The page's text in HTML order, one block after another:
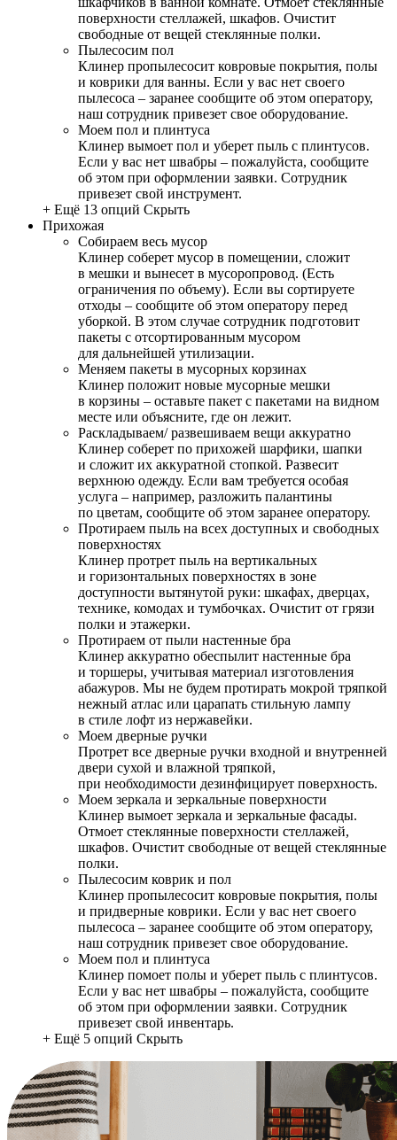
поверхности стеллажей, шкафов. Очистит
свободные от вещей стеклянные полки.
Пылесосим пол
Клинер пропылесосит ковровые покрытия, полы
и коврики для ванны. Если у вас нет своего
пылесоса – заранее сообщите об этом оператору,
наш сотрудник привезет свое оборудование.
Моем пол и плинтуса
Клинер вымоет пол и уберет пыль с плинтусов.
Если у вас нет швабры – пожалуйста, сообщите
об этом при оформлении заявки. Сотрудник
привезет свой инструмент.
+ Ещё 13 опций Скрыть
Прихожая
Собираем весь мусор
Клинер соберет мусор в помещении, сложит
в мешки и вынесет в мусоропровод. (Есть
ограничения по объему). Если вы сортируете
отходы – сообщите об этом оператору перед
уборкой. В этом случае сотрудник подготовит
пакеты с отсортированным мусором
для дальнейшей утилизации.
Меняем пакеты в мусорных корзинах
Клинер положит новые мусорные мешки
в корзины – оставьте пакет с пакетами на видном
месте или объясните, где он лежит.
Раскладываем/ развешиваем вещи аккуратно
Клинер соберет по прихожей шарфики, шапки
и сложит их аккуратной стопкой. Развесит
верхнюю одежду. Если вам требуется особая
услуга – например, разложить палантины
по цветам, сообщите об этом заранее оператору.
Протираем пыль на всех доступных и свободных
поверхностях
Клинер протрет пыль на вертикальных
и горизонтальных поверхностях в зоне
доступности вытянутой руки: шкафах, дверцах,
технике, комодах и тумбочках. Очистит от грязи
полки и этажерки.
Протираем от пыли настенные бра
Клинер аккуратно обеспылит настенные бра
и торшеры, учитывая материал изготовления
абажуров. Мы не будем протирать мокрой тряпкой
нежный атлас или царапать стильную лампу
в стиле лофт из нержавейки.
Моем дверные ручки
Протрет все дверные ручки входной и внутренней
двери сухой и влажной тряпкой,
при необходимости дезинфицирует поверхность.
Моем зеркала и зеркальные поверхности
Клинер вымоет зеркала и зеркальные фасады.
Отмоет стеклянные поверхности стеллажей,
шкафов. Очистит свободные от вещей стеклянные
полки.
Пылесосим коврик и пол
Клинер пропылесосит ковровые покрытия, полы
и придверные коврики. Если у вас нет своего
пылесоса – заранее сообщите об этом оператору,
наш сотрудник привезет свое оборудование.
Моем пол и плинтуса
Клинер помоет полы и уберет пыль с плинтусов.
Если у вас нет швабры – пожалуйста, сообщите
об этом при оформлении заявки. Сотрудник
привезет свой инвентарь.
+ Ещё 5 опций Скрыть